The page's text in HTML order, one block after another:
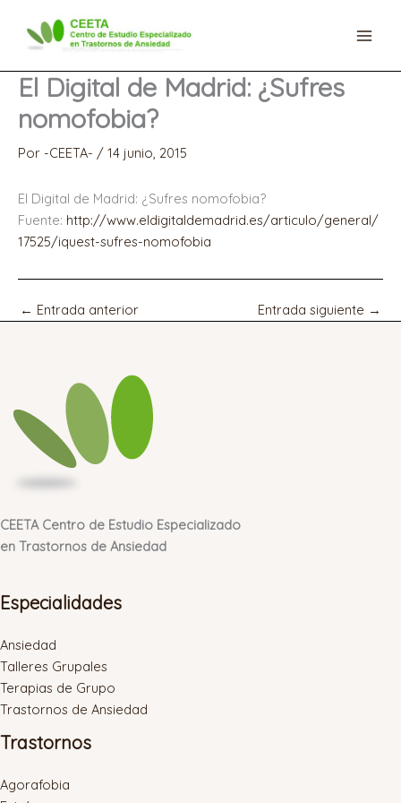
contenido
El Digital de Madrid: ¿Sufres
nomofobia?
Por -CEETA- / 14 junio, 2015
El Digital de Madrid: ¿Sufres nomofobia?
Fuente: http://www.eldigitaldemadrid.es/articulo/general/
17525/iquest-sufres-nomofobia
← Entrada anterior Entrada siguiente →
CEETA Centro de Estudio Especializado
en Trastornos de Ansiedad
Especialidades
Ansiedad
Talleres Grupales
Terapias de Grupo
Trastornos de Ansiedad
Trastornos
Agorafobia